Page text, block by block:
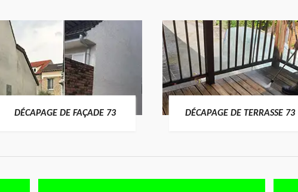
DÉCAPAGE DE FAÇADE 73 DÉCAPAGE DE TERRASSE 73